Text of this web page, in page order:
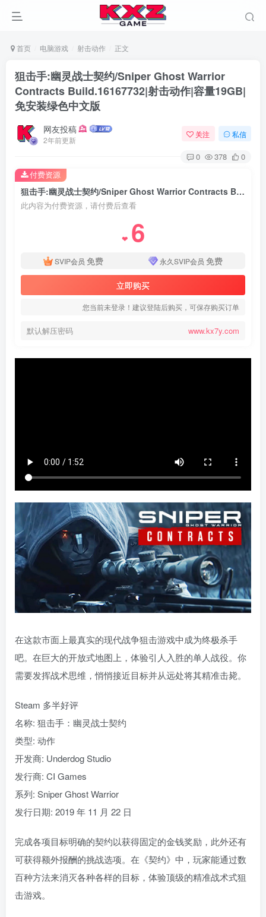
首页 电脑游戏 射击动作 正文
狙击手:幽灵战士契约/Sniper Ghost Warrior
Contracts Build.16167732|射击动作|容量19GB|
免安装绿色中文版
网友投稿
2年前更新
关注 私信
0 378 0
狙击手:幽灵战士契约/Sniper Ghost Warrior Contracts Build.16167732|射击动作|容量19GB|免安装绿色中文版
此内容为付费资源，请付费后查看
❤ 6
SVIP会员 免费 永久SVIP会员 免费
立即购买
您当前未登录！建议登陆后购买，可保存购买订单
默认解压密码 www.kx7y.com
付费资源
在这款市面上最真实的现代战争狙击游戏中成为终极杀手
吧。在巨大的开放式地图上，体验引人入胜的单人战役。你
需要发挥战术思维，悄悄接近目标并从远处将其精准击毙。
Steam 多半好评
名称: 狙击手：幽灵战士契约
类型: 动作
开发商: Underdog Studio
发行商: CI Games
系列: Sniper Ghost Warrior
发行日期: 2019 年 11 月 22 日
完成各项目标明确的契约以获得固定的金钱奖励，此外还有
可获得额外报酬的挑战选项。在《契约》中，玩家能通过数
百种方法来消灭各种各样的目标，体验顶级的精准战术式狙
击游戏。